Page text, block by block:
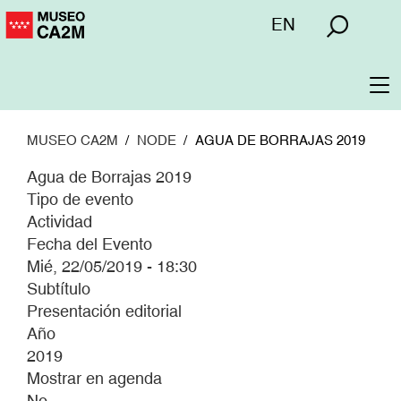
Pasar
Menú
EN
MUSEO CA2M NODE AGUA DE BORRAJAS 2019
Agua de Borrajas 2019
Tipo de evento
Actividad
Fecha del Evento
Mié, 22/05/2019 - 18:30
Subtítulo
Presentación editorial
Año
2019
Mostrar en agenda